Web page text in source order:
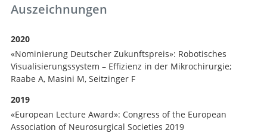
Auszeichnungen
2020
«Nominierung Deutscher Zukunftspreis»: Robotisches
Visualisierungssystem – Effizienz in der Mikrochirurgie;
Raabe A, Masini M, Seitzinger F
2019
«European Lecture Award»: Congress of the European
Association of Neurosurgical Societies 2019